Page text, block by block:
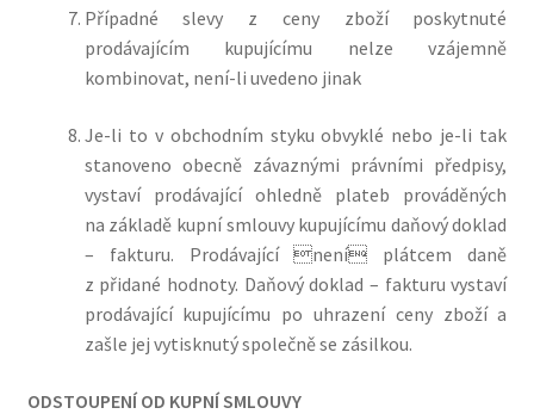
Případné slevy z ceny zboží poskytnuté
prodávajícím kupujícímu nelze vzájemně
kombinovat, není-li uvedeno jinak
Je-li to v obchodním styku obvyklé nebo je-li tak
stanoveno obecně závaznými právními předpisy,
vystaví prodávající ohledně plateb prováděných
na základě kupní smlouvy kupujícímu daňový doklad
– fakturu. Prodávající není plátcem daně
z přidané hodnoty. Daňový doklad – fakturu vystaví
prodávající kupujícímu po uhrazení ceny zboží a
zašle jej vytisknutý společně se zásilkou.
ODSTOUPENÍ OD KUPNÍ SMLOUVY